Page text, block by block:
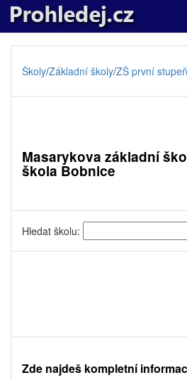
Školy/Základní školy/ZŠ první stupeň
Masarykova základní
škola Bobnice
Hledat školu:
Zde najdeš kompletní